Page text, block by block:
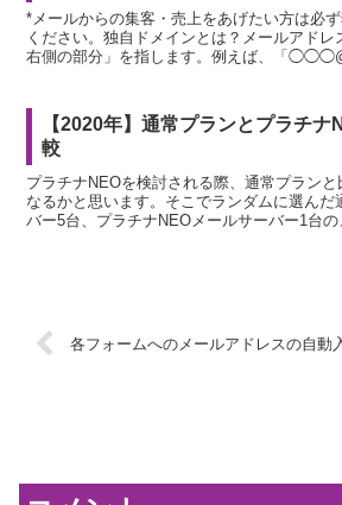
*メールからの集客・売上をあげたい方は必
ください。独自ドメインとは？メールアド
右側の部分」を指します。例えば、「
【2020年】通常プランとプラチナ
較
プラチナNEOを検討される際、通常プラン
なるかと思います。そこでランダムに選んだ
バー5台、プラチナNEOメールサーバー1台の
各フォームへのメールアドレスの自動